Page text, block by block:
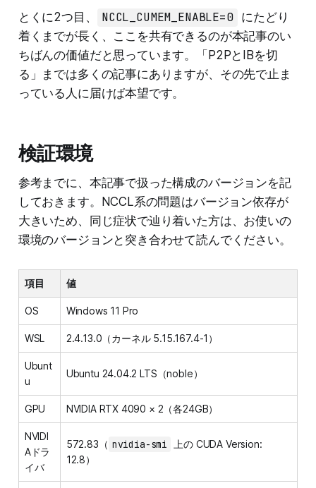
とくに2つ目、 NCCL_CUMEM_ENABLE=0
にたどり
着くまでが長く、ここを共有できるのが本記事のい
ちばんの価値だと思っています。「P2PとIBを切
る」までは多くの記事にありますが、その先で止ま
っている人に届けば本望です。
検証環境
参考までに、本記事で扱った構成のバージョンを記
しておきます。NCCL系の問題はバージョン依存が
大きいため、同じ症状で辿り着いた方は、お使いの
環境のバージョンと突き合わせて読んでください。
項目 値
OS Windows 11 Pro
WSL 2.4.13.0（カーネル 5.15.167.4-1）
Ubunt
u
Ubuntu 24.04.2 LTS（noble）
GPU NVIDIA RTX 4090 × 2（各24GB）
NVIDI
Aドラ
イバ
572.83（ nvidia-smi
上の CUDA Version:
12.8）